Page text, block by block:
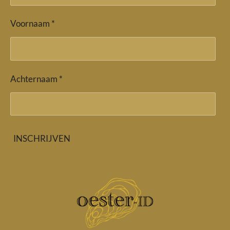
Voornaam *
Achternaam *
INSCHRIJVEN